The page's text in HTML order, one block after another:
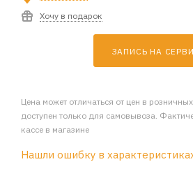
Хочу в подарок
ЗАПИСЬ НА
Цена может отличаться от цен в
доступен только для самовывоза.
кассе в магазине
Нашли ошибку в